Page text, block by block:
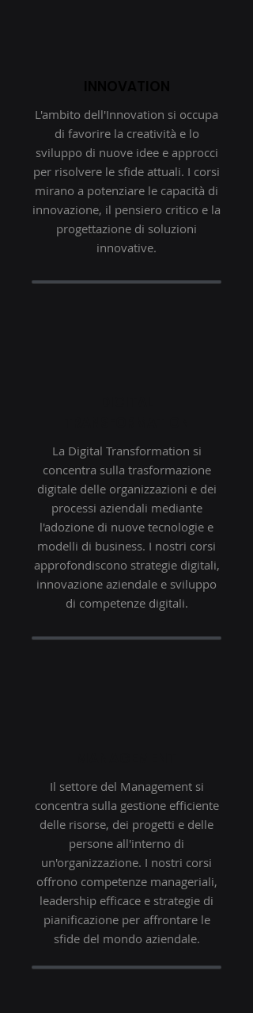
L'ambito dell'Innovation si occupa
di favorire la creatività e lo
sviluppo di nuove idee e approcci
per risolvere le sfide attuali. I corsi
mirano a potenziare le capacità di
innovazione, il pensiero critico e la
progettazione di soluzioni
innovative.
La Digital Transformation si
concentra sulla trasformazione
digitale delle organizzazioni e dei
processi aziendali mediante
l'adozione di nuove tecnologie e
modelli di business. I nostri corsi
approfondiscono strategie digitali,
innovazione aziendale e sviluppo
di competenze digitali.
Il settore del Management si
concentra sulla gestione efficiente
delle risorse, dei progetti e delle
persone all'interno di
un'organizzazione. I nostri corsi
offrono competenze manageriali,
leadership efficace e strategie di
pianificazione per affrontare le
sfide del mondo aziendale.